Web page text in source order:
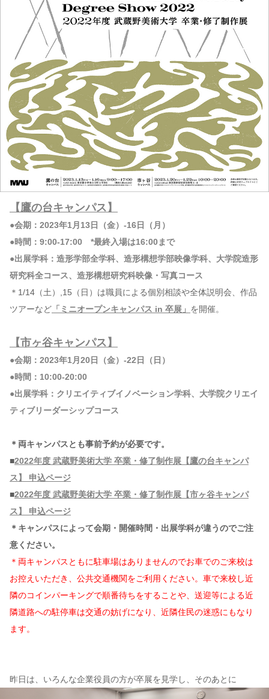
【鷹の台キャンパス】
●会期：2023年1月13日（金）-16日（月）
●時間：9:00-17:00 *最終入場は16:00まで
●出展学科：造形学部全学科、造形構想学部映像学科、大学院造形
研究科全コース、造形構想研究科映像・写真コース
＊1/14（土）,15（日）は職員による個別相談や全体説明会、作品
ツアーなど 「ミニオープンキャンパス in 卒展」 を開催。
【市ヶ谷キャンパス】
●会期：2023年1月20日（金）-22日（日）
●時間：10:00-20:00
●出展学科：クリエイティブイノベーション学科、大学院クリエイ
ティブリーダーシップコース
＊両キャンパスとも事前予約が必要です。
■2022年度 武蔵野美術大学 卒業・修了制作展【鷹の台キャンパ
ス】 申込ページ
■2022年度 武蔵野美術大学 卒業・修了制作展【市ヶ谷キャンパ
ス】 申込ページ
＊キャンパスによって会期・開催時間・出展学科が違うのでご注
意ください。
＊両キャンパスともに駐車場はありませんのでお車でのご来校は
お控えいただき、公共交通機関をご利用ください。車で来校し近
隣のコインパーキングで順番待ちをすることや、送迎等による近
隣道路への駐停車は交通の妨げになり、近隣住民の迷惑にもなり
ます。
昨日は、いろんな企業役員の方が卒展を見学し、そのあとに